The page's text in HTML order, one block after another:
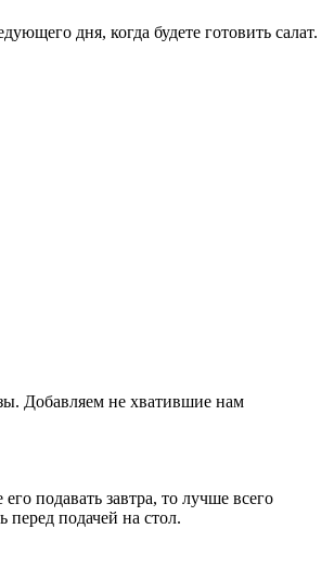
дня, когда будете готовить салат.
Добавляем не хватившие нам
подавать завтра, то лучше всего
подачей на стол.